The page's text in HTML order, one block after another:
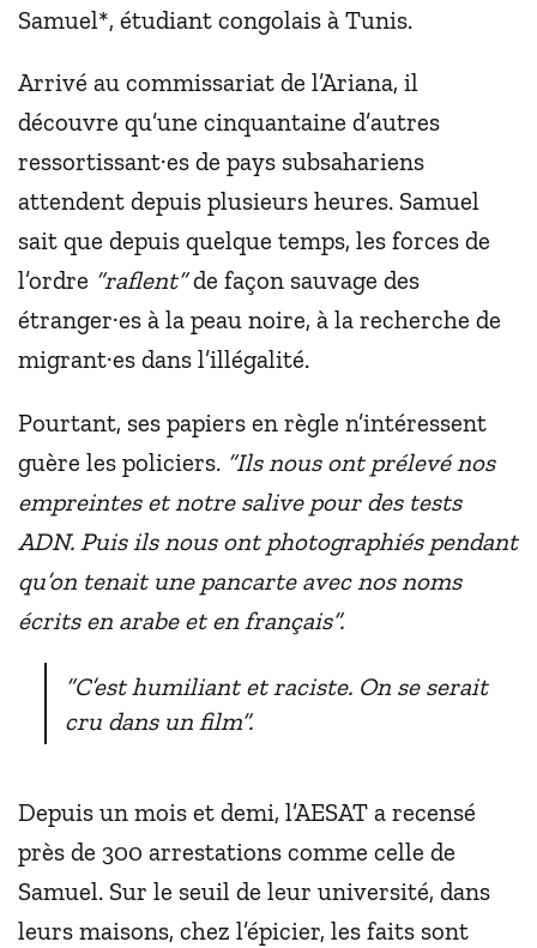
Samuel*, étudiant congolais à Tunis.
Arrivé au commissariat de l’Ariana, il
découvre qu’une cinquantaine d’autres
ressortissant·es de pays subsahariens
attendent depuis plusieurs heures. Samuel
sait que depuis quelque temps, les forces de
l’ordre “raflent”de façon sauvage des
étranger·es à la peau noire, à la recherche de
migrant·es dans l’illégalité.
Pourtant, ses papiers en règle n’intéressent
guère les policiers. “Ils nous ont prélevé nos
empreintes et notre salive pour des tests
ADN. Puis ils nous ont photographiés pendant
qu’on tenait une pancarte avec nos noms
écrits en arabe et en français”.
“C’est humiliant et raciste. On se serait
cru dans un film”.
Depuis un mois et demi, l’AESAT a recensé
près de 300 arrestations comme celle de
Samuel. Sur le seuil de leur université, dans
leurs maisons, chez l’épicier, les faits sont